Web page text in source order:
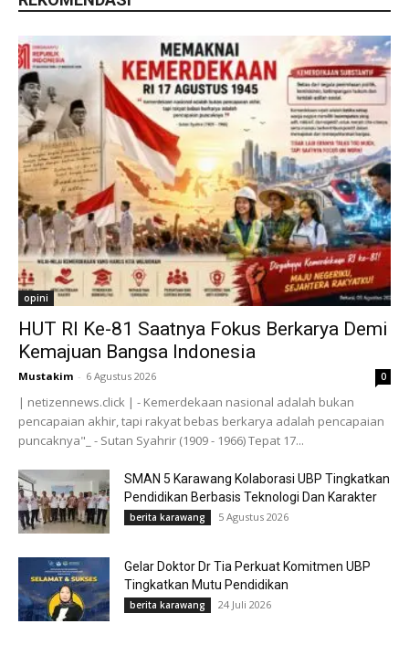
opini
HUT RI Ke-81 Saatnya Fokus Berkarya Demi
Kemajuan Bangsa Indonesia
Mustakim - 6 Agustus 2026 0
| netizennews.click | - Kemerdekaan nasional adalah bukan
pencapaian akhir, tapi rakyat bebas berkarya adalah pencapaian
puncaknya"_ - Sutan Syahrir (1909 - 1966) Tepat 17...
SMAN 5 Karawang Kolaborasi UBP Tingkatkan
Pendidikan Berbasis Teknologi Dan Karakter
berita karawang 5 Agustus 2026
Gelar Doktor Dr Tia Perkuat Komitmen UBP
Tingkatkan Mutu Pendidikan
berita karawang 24 Juli 2026